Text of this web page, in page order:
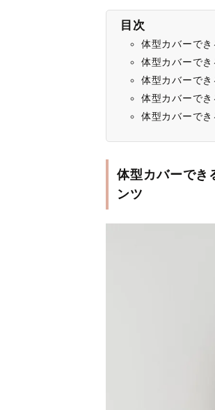
目次
体型カバーで
体型カバーで
体型カバーで
体型カバーで
体型カバーで
体型カバーでき
ンツ